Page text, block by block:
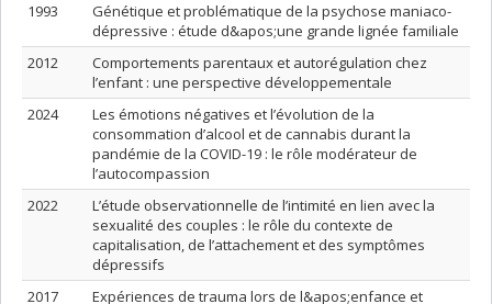
1993
Génétique et problématique de la psychose maniaco-
dépressive : étude d&apos;une grande lignée familiale
2012
Comportements parentaux et autorégulation chez
l’enfant : une perspective développementale
2024
Les émotions négatives et l’évolution de la
consommation d’alcool et de cannabis durant la
pandémie de la COVID-19 : le rôle modérateur de
l’autocompassion
2022
L’étude observationnelle de l’intimité en lien avec la
sexualité des couples : le rôle du contexte de
capitalisation, de l’attachement et des symptômes
dépressifs
2017
Expériences de trauma lors de l&apos;enfance et